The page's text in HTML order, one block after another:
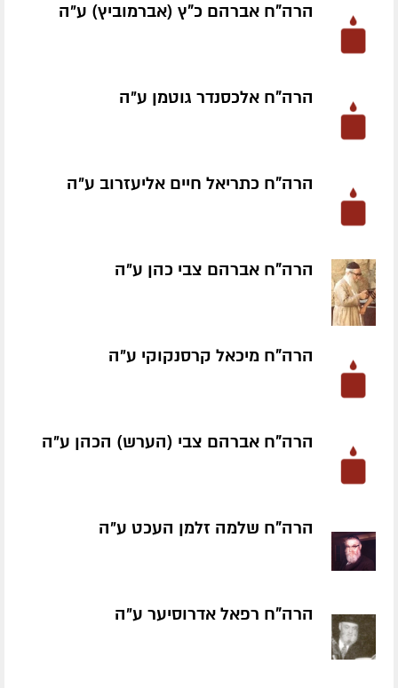
הרה"ח אברהם כ"ץ (אברמוביץ) ע״ה
הרה"ח אלכסנדר גוטמן ע״ה
הרה"ח כתריאל חיים אליעזרוב ע״ה
הרה"ח אברהם צבי כהן ע״ה
הרה"ח מיכאל קרסנקוקי ע״ה
הרה"ח אברהם צבי (הערש) הכהן ע״ה
הרה"ח שלמה זלמן העכט ע״ה
הרה"ח רפאל אדרוסיער ע״ה